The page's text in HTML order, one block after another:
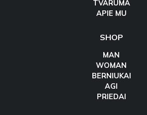
TVARUMA
APIE MU
SHOP
MAN
WOMAN
BERNIUKAI
AGI
PRIEDAI